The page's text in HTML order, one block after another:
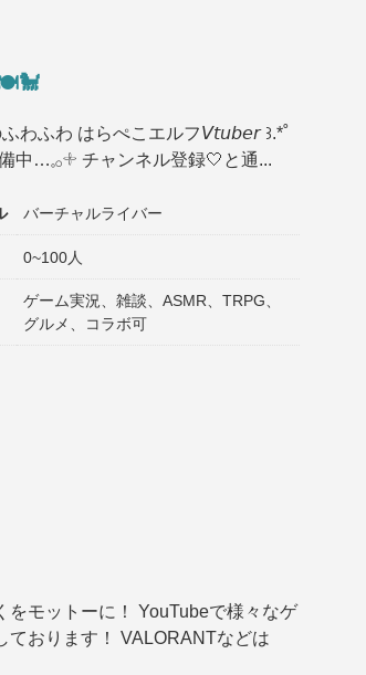
ふわふわ はらぺこエルフ𝘝𝘵𝘶𝘣𝘦𝘳 ꒱.*˚
中…𓈒𓂂𓇬 チャンネル登録🤍と通...
バーチャルライバー
0~100人
ゲーム実況、雑談、ASMR、TRPG、
グルメ、コラボ可
をモットーに！ YouTubeで様々なゲ
ております！ VALORANTなどは